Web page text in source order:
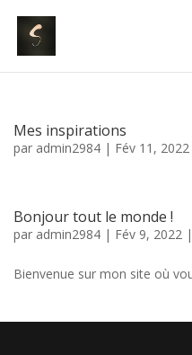
Mes inspirations
par admin2984 | Fév 11, 2022
Bonjour tout le monde !
par admin2984 | Fév 9, 2022 |
Bienvenue sur mon site où